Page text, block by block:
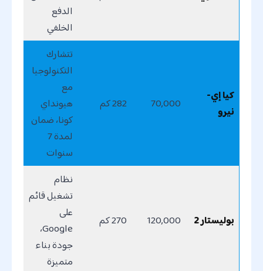
الدفع
الخلفي
كيا إي-
نيرو
70,000 282 كم
تتشارك
التكنولوجيا
مع
هيونداي
كونا، ضمان
لمدة 7
سنوات
بوليستار 2 120,000 270 كم
نظام
تشغيل قائم
على
Google،
جودة بناء
متميزة